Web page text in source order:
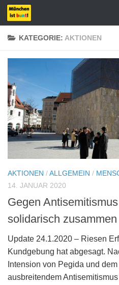
Zum Inhalt springen
KATEGORIE: AKTIONEN
AKTIONEN /ALLGEMEIN /
14. JANUAR 2020
Gegen
solidarisch zusammen
Update 24.1.2020 – Riesen
Kundgebung hat abgesagt.
Intension von Pegida und
ausbreitendem